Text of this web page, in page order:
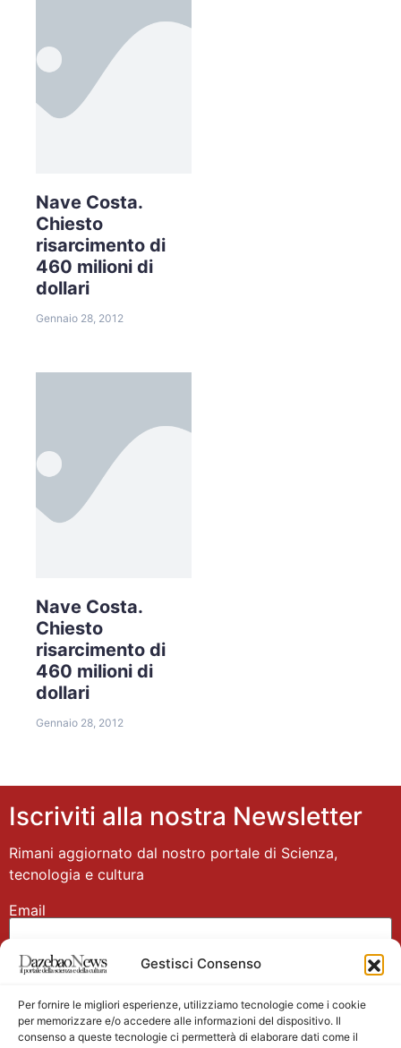
Gestisci Consenso
Per fornire le migliori esperienze, utilizziamo tecnologie come i cookie
per memorizzare e/o accedere alle informazioni del dispositivo. Il
consenso a queste tecnologie ci permetterà di elaborare dati come il
Nave Costa.
Chiesto
risarcimento di
460 milioni di
dollari
Gennaio 28, 2012
Nave Costa.
Chiesto
risarcimento di
460 milioni di
dollari
Gennaio 28, 2012
Iscriviti alla nostra Newsletter
Rimani aggiornato dal nostro portale di Scienza,
tecnologia e cultura
Email
Nome